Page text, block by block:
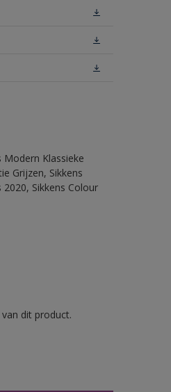
Modern Klassieke
Grijzen, Sikkens
Sikkens Colour
dit product.